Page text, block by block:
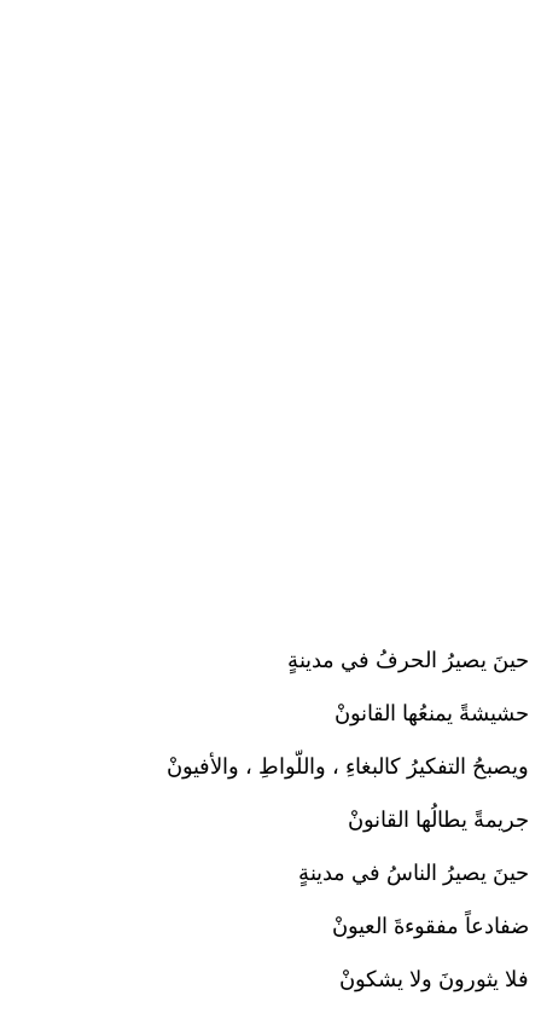
حينَ يصيرُ الحرفُ في مدينةٍ
حشيشةً يمنعُها القانونْ
ويصبحُ التفكيرُ كالبغاءِ ، واللّواطِ ، والأفيونْ
جريمةً يطالُها القانونْ
حينَ يصيرُ الناسُ في مدينةٍ
ضفادعاً مفقوءةَ العيونْ
فلا يثورونَ ولا يشكونْ